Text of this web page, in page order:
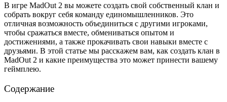
В игре MadOut 2 вы можете создать свой собственный клан и
собрать вокруг себя команду единомышленников. Это
отличная возможность объединиться с другими игроками,
чтобы сражаться вместе, обмениваться опытом и
достижениями, а также прокачивать свои навыки вместе с
друзьями. В этой статье мы расскажем вам, как создать клан в
MadOut 2 и какие преимущества это может принести вашему
геймплею.
Содержание